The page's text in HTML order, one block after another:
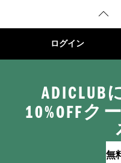
ログイン
ADICLUB
10%OFF
無